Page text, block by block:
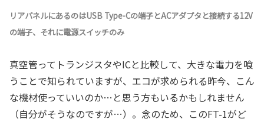
リアパネルにあるのはUSB Type-Cの端子とACアダプタと接続する12V
の端子、それに電源スイッチのみ
真空管ってトランジスタやICと比較して、大きな電力を喰
うことで知られていますが、エコが求められる昨今、こん
な機材使っていいのか…と思う方もいるかもしれません
（自分がそうなのですが…）。念のため、このFT-1がど